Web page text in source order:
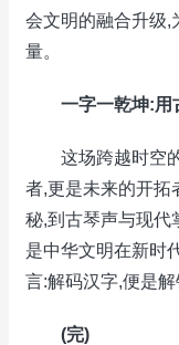
会文明的融合升级,
量。
一字一乾坤:用
这场跨越时空的
者,更是未来的开拓
秘,到古琴声与现代
是中华文明在新时
言:解码汉字,便是解
(完)